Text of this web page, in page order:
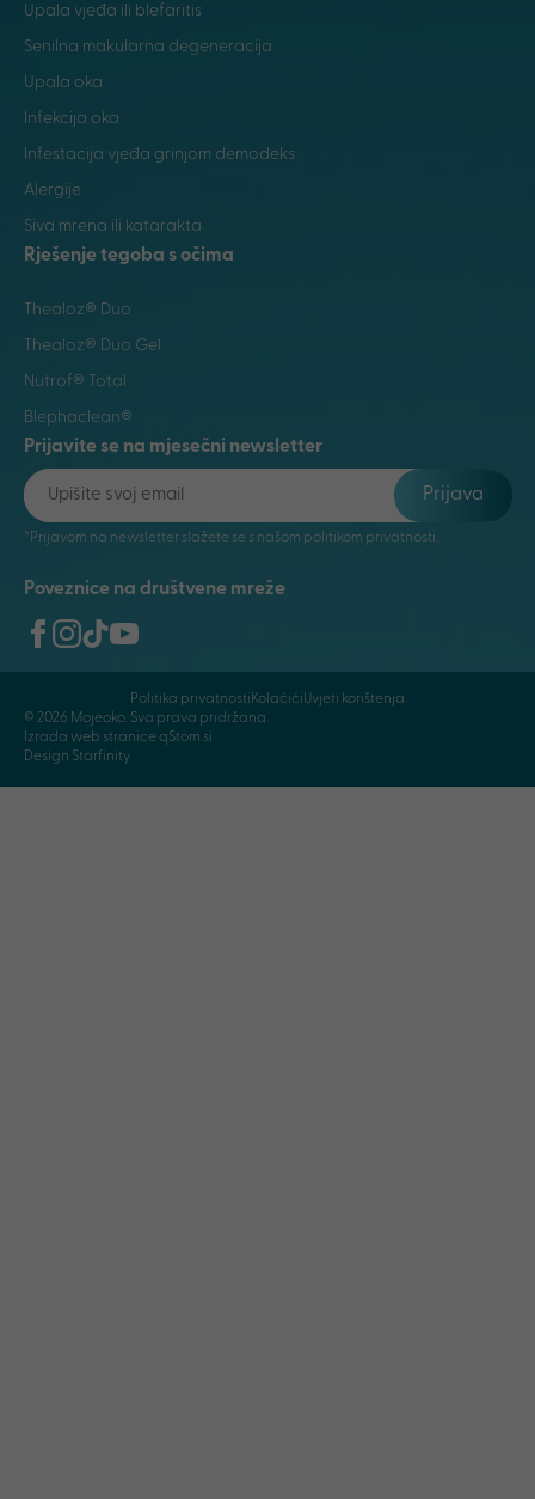
Upala vjeđa ili blefaritis
Senilna makularna degeneracija
Upala oka
Infekcija oka
Infestacija vjeđa grinjom demodeks
Alergije
Siva mrena ili katarakta
Rješenje tegoba s očima
Thealoz® Duo
Thealoz® Duo Gel
Nutrof® Total
Blephaclean®
Prijavite se na mjesečni newsletter
Prijava
*Prijavom na newsletter slažete se s našom politikom privatnosti.
Poveznice na društvene mreže
© 2026 Mojeoko. Sva prava pridržana.
Izrada web stranice qStom.si
Design Starfinity
Politika privatnostiKolaćićiUvjeti korištenja